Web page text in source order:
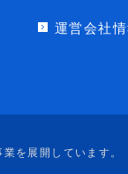
運営会社情